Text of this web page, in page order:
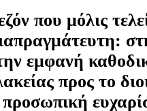
που μόλις
εμφανή
προς το
προσωπική